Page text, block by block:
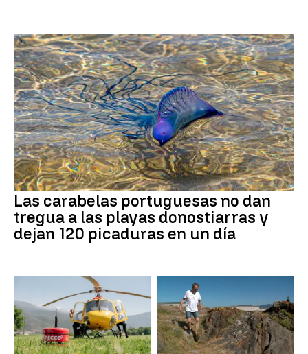
Las carabelas portuguesas no dan
tregua a las playas donostiarras y
dejan 120 picaduras en un día